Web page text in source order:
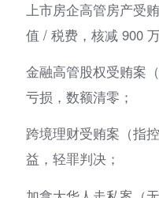
上市房企高管房产受
值 / 税费，核减 900
金融高管股权受贿案
亏损，数额清零；
跨境理财受贿案（指
益，轻罪判决；